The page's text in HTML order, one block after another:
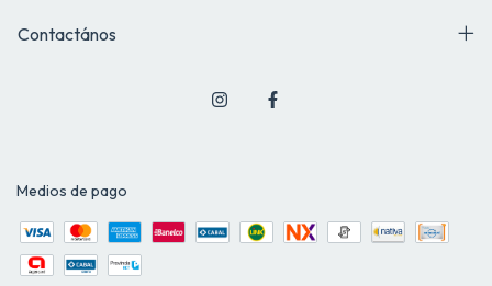
Contactános
Medios de pago